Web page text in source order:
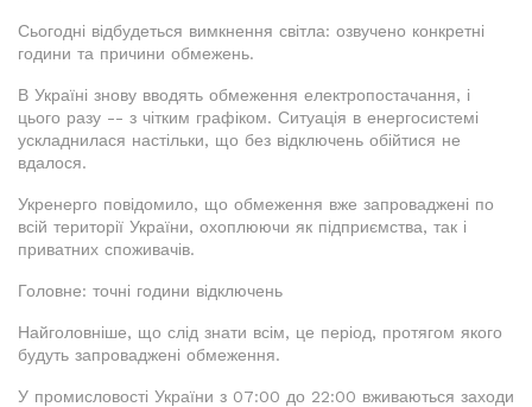
Сьогодні відбудеться вимкнення світла: озвучено конкретні
години та причини обмежень.
В Україні знову вводять обмеження електропостачання, і
цього разу -- з чітким графіком. Ситуація в енергосистемі
ускладнилася настільки, що без відключень обійтися не
вдалося.
Укренерго повідомило, що обмеження вже запроваджені по
всій території України, охоплюючи як підприємства, так і
приватних споживачів.
Головне: точні години відключень
Найголовніше, що слід знати всім, це період, протягом якого
будуть запроваджені обмеження.
У промисловості України з 07:00 до 22:00 вживаються заходи